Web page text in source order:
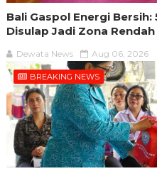
Bali Gaspol Energi
Disulap Jadi Zona
Dewata News Aug 06, 2026
BREAKING NEWS